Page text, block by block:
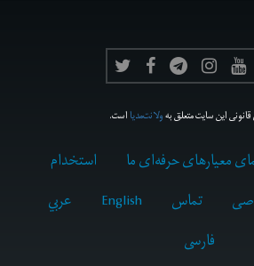
این سایت متعلق بهولانت‌مدیااست.
معیارهای حرفه‌ای ما
استخدام
تماس English
عربي
فارسى